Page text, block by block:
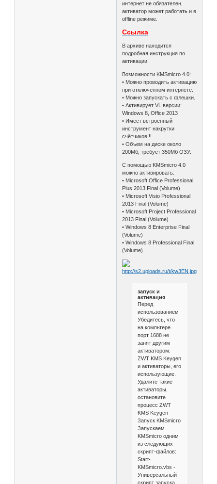
интернет не обязателен,
активатор может работать и в
offline режиме.
Ссылка
В архиве находится
подробная инструкция по
активации!
Возможности KMSmicro 4.0:
• Можно проводить активацию
при отключенном интернете.
• Можно запускать с флешки.
• Активирует VL версии:
Windows 8, Office 2013
• Имеет встроенный
инструмент накрутки
счётчиков!!!
• Объем на диске около
200Мб, требует 350Мб ОЗУ.
С помощью KMSmicro 4.0
можно активировать:
• Microsoft Office Professional
Plus 2013 Final (Volume)
• Microsoft Visio Professional
2013 Final (Volume)
• Microsoft Project Professional
2013 Final (Volume)
• Windows 8 Enterprise Final
(Volume)
• Windows 8 Professional Final
(Volume)
запуск и
активация
Перед
использованием
Убедитесь, что
на компьтере
порт 1688 не
занят другим
активатором:
ZWT KMS Keygen
и активаторы, его
использующие.
Удалите такие
активаторы,
остановите
процесс ZWT
KMS Keygen
Запуск KMSmicro
Запускаем
KMSmicro одним
из следующих
скрипт-файлов:
Start-
KMSmicro.vbs -
Универсальный
скрипт запуска.